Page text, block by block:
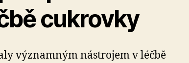
cukrovky
významným nástrojem v léčbě